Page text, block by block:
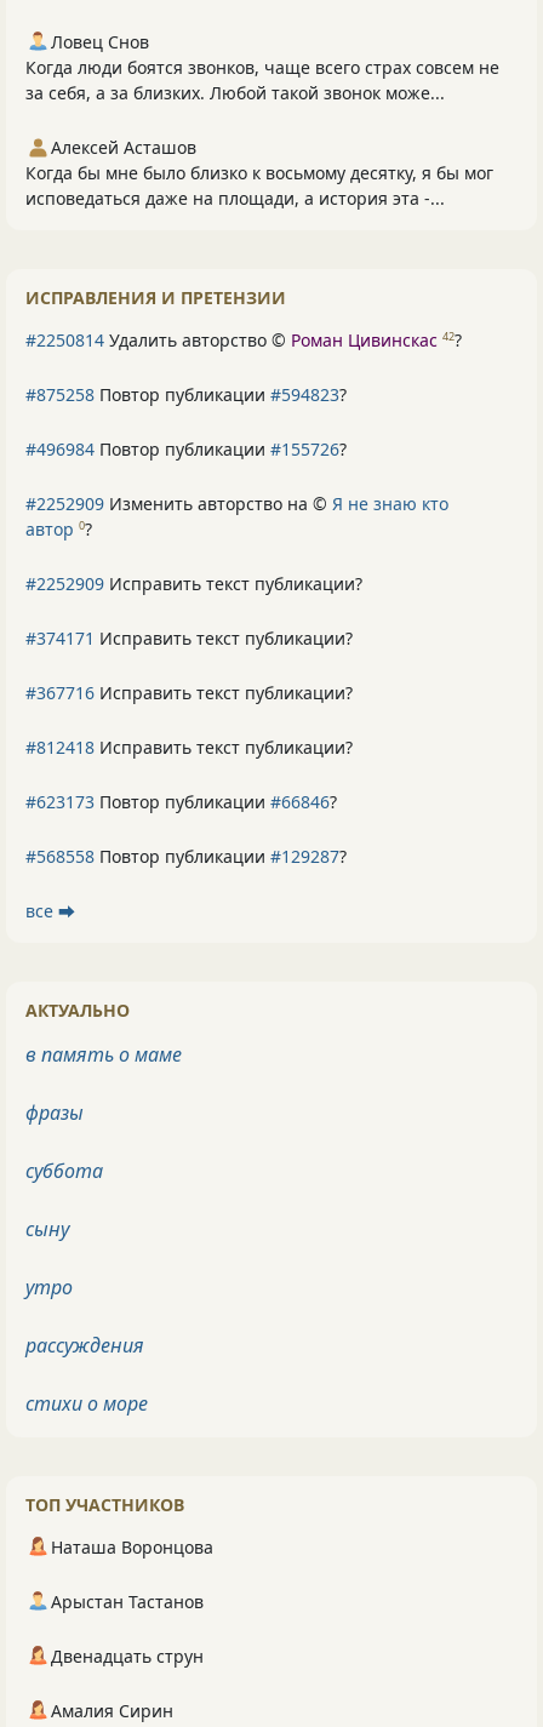
Ловец Снов
Когда люди боятся звонков, чаще всего страх совсем не
за себя, а за близких. Любой такой звонок може...
Алексей Асташов
Когда бы мне было близко к восьмому десятку, я бы мог
исповедаться даже на площади, а история эта -...
ИСПРАВЛЕНИЯ И ПРЕТЕНЗИИ
#2250814 Удалить авторство © Роман Цивинскас 42?
#875258 Повтор публикации #594823?
#496984 Повтор публикации #155726?
#2252909 Изменить авторство на © Я не знаю кто
автор 0?
#2252909 Исправить текст публикации?
#374171 Исправить текст публикации?
#367716 Исправить текст публикации?
#812418 Исправить текст публикации?
#623173 Повтор публикации #66846?
#568558 Повтор публикации #129287?
все ⮕
АКТУАЛЬНО
в память о маме
фразы
суббота
сыну
утро
рассуждения
стихи о море
ТОП УЧАСТНИКОВ
Наташа Воронцова
Арыстан Тастанов
Двенадцать струн
Амалия Сирин